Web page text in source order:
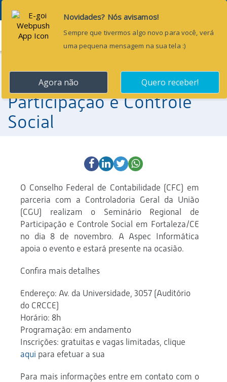
Menu
Seminário Regional de
Participação e Controle
Social
O Conselho Federal de Contabilidade (CFC) em
parceria com a Controladoria Geral da União
(CGU) realizam o Seminário Regional de
Participação e Controle Social em Fortaleza/CE
no dia 8 de novembro. A Aspec Informática
apoia o evento e estará presente na ocasião.
Confira mais detalhes
Endereço: Av. da Universidade, 3057 (Auditório
do CRCCE)
Horário: 8h
Programação: em andamento
Inscrições: gratuitas e vagas limitadas, clique
aqui para efetuar a sua
Para mais informações entre em contato com o